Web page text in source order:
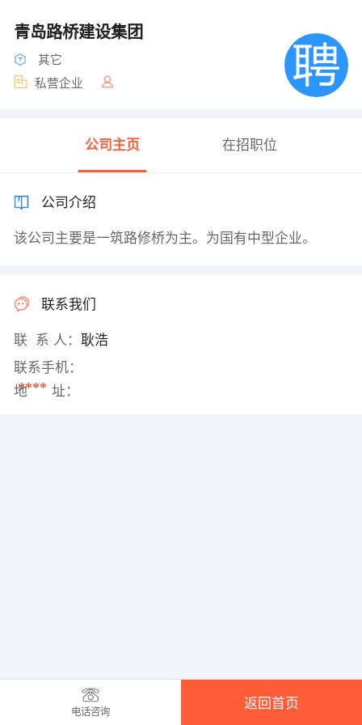
青岛路桥建设集团
其它
私营企业
公司主页 在招职位
公司介绍
该公司主要是一筑路修桥为主。为国有中型企业。
联系我们
联 系 人： 耿浩
联系手机：
****
地 址：
电话咨询
返回首页